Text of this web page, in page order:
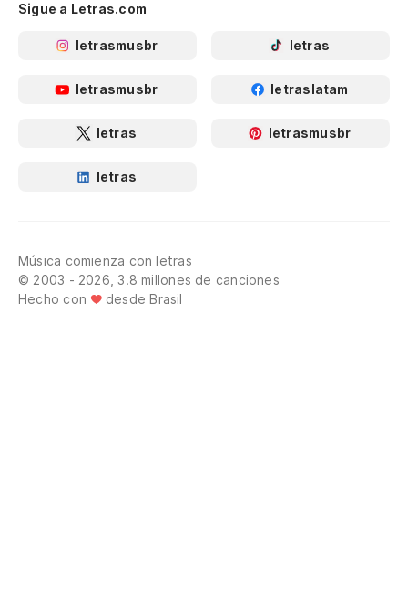
Sigue a Letras.com
letrasmusbr letras
letrasmusbr letraslatam
letras letrasmusbr
letras
Música comienza con letras
© 2003 - 2026, 3.8 millones de canciones
Hecho con
desde Brasil